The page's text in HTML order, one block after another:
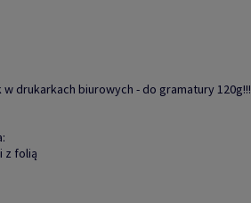
drukarkach biurowych - do gramatury 120g!!!
z folią